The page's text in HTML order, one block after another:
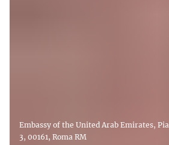
Embassy of the United Arab Emirates,
3, 00161, Roma RM